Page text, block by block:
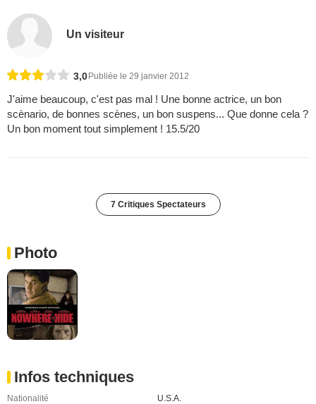
Un visiteur
3,0 Publiée le 29 janvier 2012
J'aime beaucoup, c'est pas mal ! Une bonne actrice, un bon
scènario, de bonnes scènes, un bon suspens... Que donne cela ?
Un bon moment tout simplement ! 15.5/20
7 Critiques Spectateurs
Photo
Infos techniques
Nationalité
U.S.A.